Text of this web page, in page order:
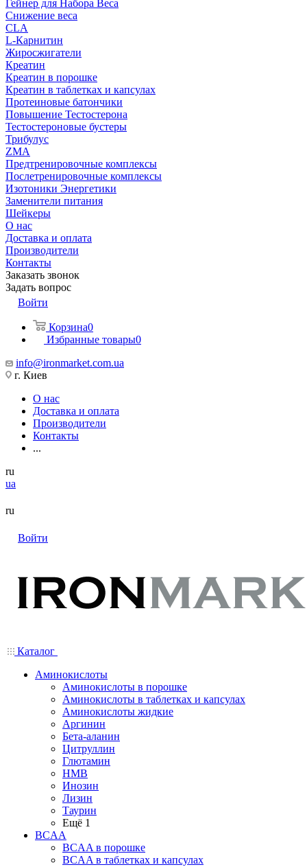
Гейнер для Набора Веса
Снижение веса
CLA
L-Карнитин
Жиросжигатели
Креатин
Креатин в порошке
Креатин в таблетках и капсулах
Протеиновые батончики
Повышение Тестостерона
Тестостероновые бустеры
Трибулус
ZMA
Предтренировочные комплексы
Послетренировочные комплексы
Изотоники Энергетики
Заменители питания
Шейкеры
О нас
Доставка и оплата
Производители
Контакты
Заказать звонок
Задать вопрос
Войти
Корзина0
Избранные товары0
info@ironmarket.com.ua
г. Киев
О нас
Доставка и оплата
Производители
Контакты
...
ru
ua
ru
Войти
Каталог
Аминокислоты
Аминокислоты в порошке
Аминокислоты в таблетках и капсулах
Аминокислоты жидкие
Аргинин
Бета-аланин
Цитруллин
Глютамин
HMB
Инозин
Лизин
Таурин
Ещё 1
BCAA
BCAA в порошке
BCAA в таблетках и капсулах